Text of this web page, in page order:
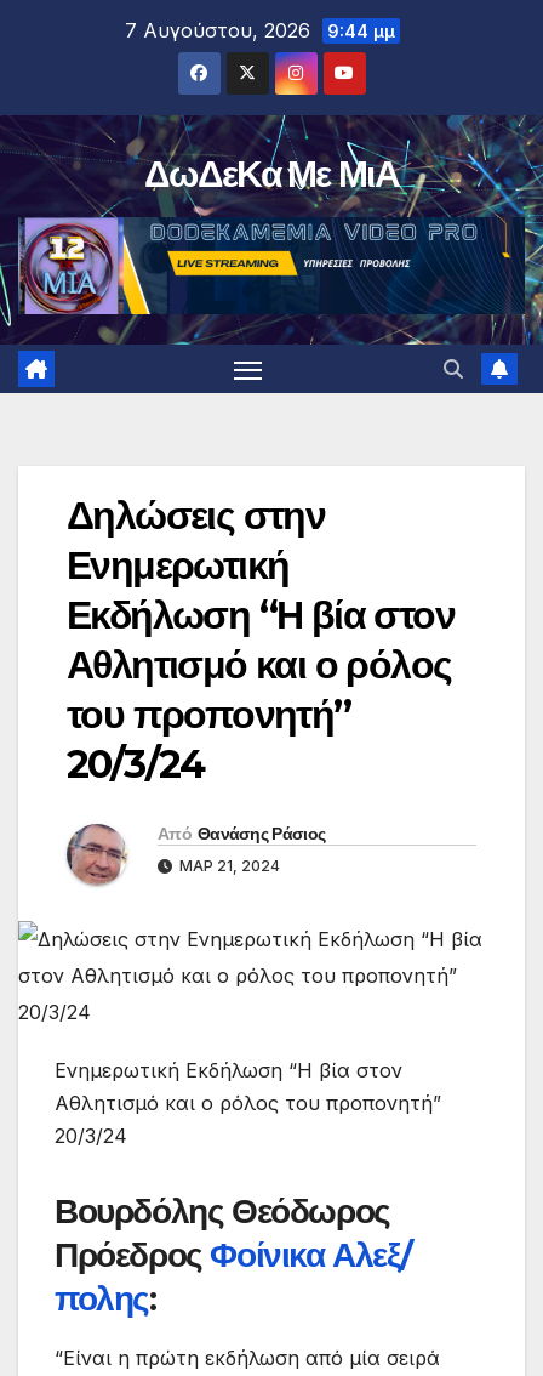
7 Αυγούστου, 2026 9:44 μμ
ΔωΔεΚα Με ΜιΑ
Δηλώσεις στην
Ενημερωτική
Εκδήλωση “Η βία στον
Αθλητισμό και ο ρόλος
του προπονητή”
20/3/24
Από Θανάσης Ράσιος
ΜΑΡ 21, 2024
Ενημερωτική Εκδήλωση “Η βία στον
Αθλητισμό και ο ρόλος του προπονητή”
20/3/24
Βουρδόλης Θεόδωρος
ΠρόεδροςΦοίνικα Αλεξ/
πολης:
“Είναι η πρώτη εκδήλωση από μία σειρά